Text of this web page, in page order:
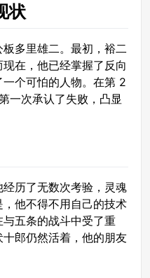
状
多里雄二。最初，裕二
在，他已经掌握了反向
个可怕的人物。在第 2
一次承认了失败，凸显
历了无数次考验，灵魂
他不得不用自己的技术
五条的战斗中受了重
郎仍然活着，他的朋友